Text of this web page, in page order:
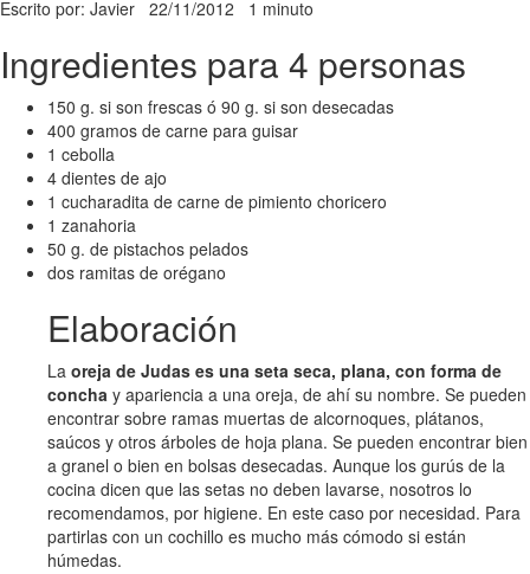
Escrito por: Javier 22/11/2012 1 minuto
Ingredientes para 4 personas
150 g. si son frescas ó 90 g. si son desecadas
400 gramos de carne para guisar
1 cebolla
4 dientes de ajo
1 cucharadita de carne de pimiento choricero
1 zanahoria
50 g. de pistachos pelados
dos ramitas de orégano
Elaboración
La oreja de Judas es una seta seca, plana, con forma de
concha y apariencia a una oreja, de ahí su nombre. Se pueden
encontrar sobre ramas muertas de alcornoques, plátanos,
saúcos y otros árboles de hoja plana. Se pueden encontrar bien
a granel o bien en bolsas desecadas. Aunque los gurús de la
cocina dicen que las setas no deben lavarse, nosotros lo
recomendamos, por higiene. En este caso por necesidad. Para
partirlas con un cochillo es mucho más cómodo si están
húmedas.